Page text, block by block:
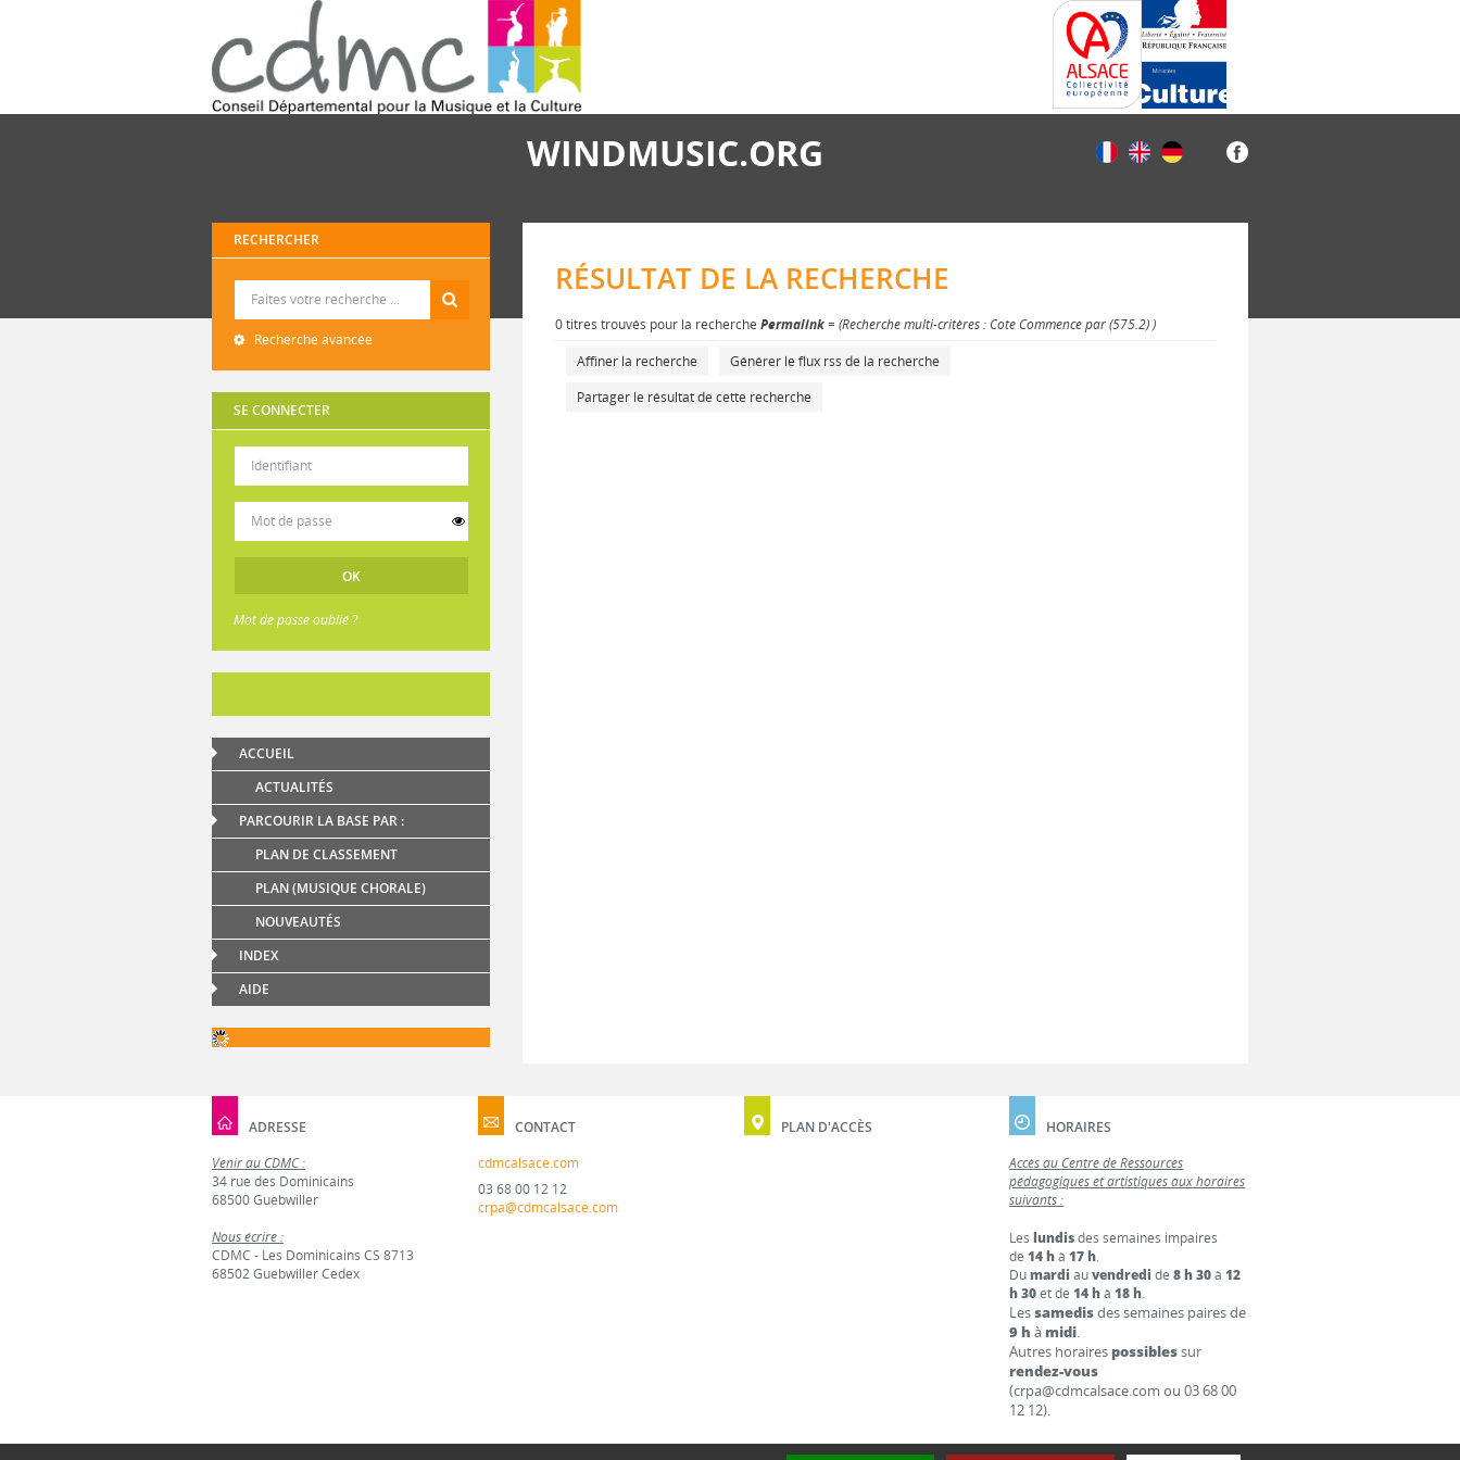
WINDMUSIC.ORG
RECHERCHER
Recherche avancée
SE CONNECTER
Mot de passe oublié ?
ACCUEIL
ACTUALITÉS
PARCOURIR LA BASE PAR :
PLAN DE CLASSEMENT
PLAN (MUSIQUE CHORALE)
NOUVEAUTÉS
INDEX
AIDE
RÉSULTAT DE LA RECHERCHE
0 titres trouvés pour la recherche Permalink= (Recherche multi-critères : Cote Commence par (575.2) )
Affiner la recherche
Générer le flux rss de la recherche
Partager le résultat de cette recherche
ADRESSE
Venir au CDMC :
34 rue des Dominicains
68500 Guebwiller
Nous écrire :
CDMC - Les Dominicains CS 8713
68502 Guebwiller Cedex
CONTACT
cdmcalsace.com
03 68 00 12 12
crpa@cdmcalsace.com
PLAN D'ACCÈS
HORAIRES
Accès au Centre de Ressources
pédagogiques et artistiques aux horaires
suivants :
Leslundisdes semaines impaires
de14 hà17 h.
Dumardi auvendredi de8 h 30à12
h 30et de14 hà18 h.
Lessamedisdes semaines paires de
9 h à midi.
Autres horaires possiblessur
rendez-vous
(crpa@cdmcalsace.com ou 03 68 00
12 12).